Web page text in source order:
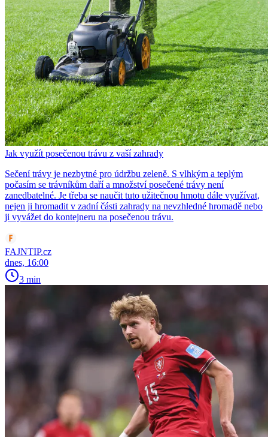
Jak využít posečenou trávu z vaší zahrady
Sečení trávy je nezbytné pro údržbu zeleně. S vlhkým a teplým
počasím se trávníkům daří a množství posečené trávy není
zanedbatelné. Je třeba se naučit tuto užitečnou hmotu dále využívat,
nejen ji hromadit v zadní části zahrady na nevzhledné hromadě nebo
ji vyvážet do kontejneru na posečenou trávu.
FAJNTIP.cz
dnes, 16:00
3 min